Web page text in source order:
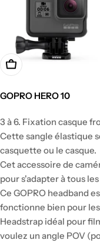
GOPRO HERO 10
régulier
3 à 6. Fixation casque
Cette sangle élastique
casquette ou le casque.
Cet accessoire de
pour s'adapter à tous
Ce GOPRO headband
fonctionne bien pour
Headstrap idéal pour
voulez un angle POV